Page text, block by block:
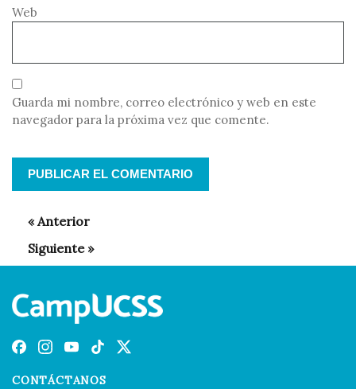
Web
Guarda mi nombre, correo electrónico y web en este
navegador para la próxima vez que comente.
CONTÁCTANOS